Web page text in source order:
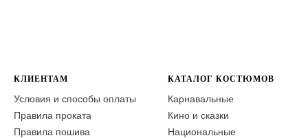
КЛИЕНТАМ
Условия и способы оплаты
Правила проката
Правила пошива
КАТАЛОГ КОСТЮМОВ
Карнавальные
Кино и сказки
Национальные